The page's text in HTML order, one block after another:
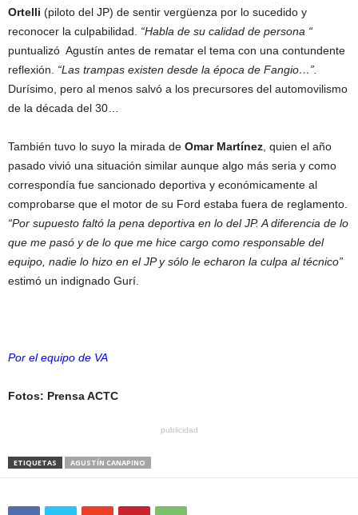
Ortelli (piloto del JP) de sentir vergüenza por lo sucedido y
reconocer la culpabilidad. “Habla de su calidad de persona “
puntualizó Agustín antes de rematar el tema con una contundente
reflexión. “Las trampas existen desde la época de Fangio…”.
Durísimo, pero al menos salvó a los precursores del automovilismo
de la década del 30…
También tuvo lo suyo la mirada de Omar Martínez , quien el año
pasado vivió una situación similar aunque algo más seria y como
correspondía fue sancionado deportiva y económicamente al
comprobarse que el motor de su Ford estaba fuera de reglamento.
“Por supuesto faltó la pena deportiva en lo del JP. A diferencia de lo
que me pasó y de lo que me hice cargo como responsable del
equipo, nadie lo hizo en el JP y sólo le echaron la culpa al técnico”
estimó un indignado Gurí.
Por el equipo de VA
Fotos: Prensa ACTC
publicidad
ETIQUETAS AGUSTÍN CANAPINO